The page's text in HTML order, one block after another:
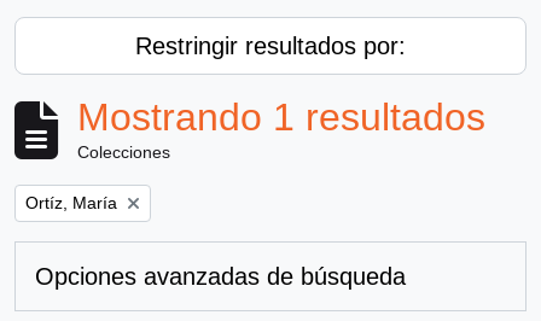
Restringir resultados por:
Mostrando 1 resultados
Colecciones
Remove filter:
Ortíz, María
Opciones avanzadas de búsqueda